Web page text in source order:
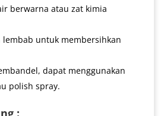
berwarna atau zat kimia
lembab untuk membersihkan
dapat menggunakan
polish spray.